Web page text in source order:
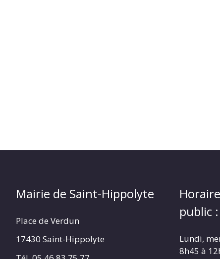
Mairie de Saint-Hippolyte
Place de Verdun
17430 Saint-Hippolyte
public :
Lundi,
8h45 à